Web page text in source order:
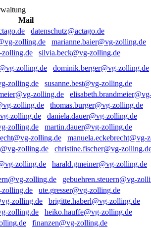
Mail
datenschutz@actago.de
marianne.baier@vg-zolling.de
silvia.beck@vg-zolling.de
dominik.berger@vg-zolling.de
susanne.best@vg-zolling.de
thomas.burger@vg-zolling.de
daniela.dauer@vg-zolling.de
martin.dauer@vg-zolling.de
manuela.eckebrecht@vg-
christine.fischer@vg-
harald.gmeiner@vg-zolling.de
gebuehren.steuern@vg-
ute.gresser@vg-zolling.de
brigitte.haberl@vg-zolling.de
heiko.hauffe@vg-zolling.de
finanzen@vg-zolling.de